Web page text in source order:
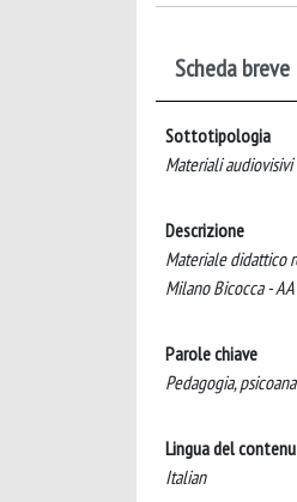
Scheda breve
Sottotipologia
Materiali audiovisivi
Descrizione
Materiale didattico
Milano Bicocca -
Parole chiave
Pedagogia,
Lingua del
Italian